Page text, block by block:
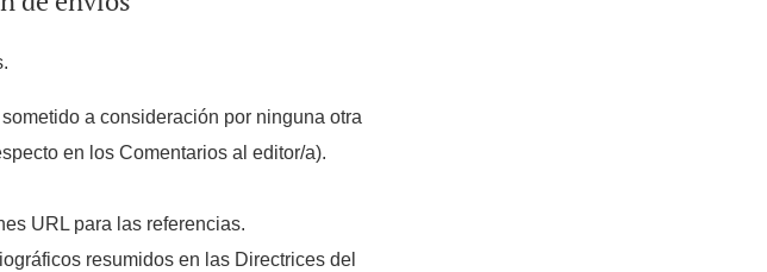
a consideración por ninguna otra
en los Comentarios al editor/a).
URL para las referencias.
resumidos en las Directrices del